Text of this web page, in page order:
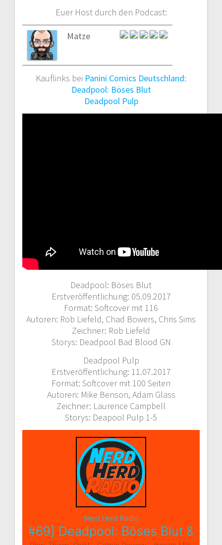
Euer Host durch den Podcast:
Matze
Kauflinks bei Panini Comics Deutschland:
Deadpool: Böses Blut
Deadpool Pulp
Deadpool: Böses Blut
Erstveröffentlichung: 05.09.2017
Format: Softcover mit 116
Autoren: Rob Liefeld, Chad Bowers, Chris Sims
Zeichner: Rob Liefeld
Storys: Deadpool Bad Blood GN
Deadpool Pulp
Erstveröffentlichung: 11.07.2017
Format: Softcover mit 100 Seiten
Autoren: Mike Benson, Adam Glass
Zeichner: Laurence Campbell
Storys: Deapool Pulp 1-5